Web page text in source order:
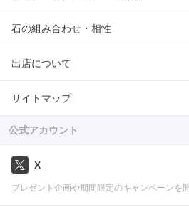
石の組み合わせ・相性
出店について
サイトマップ
公式アカウント
X
プレゼント企画や期間限定のキャンペーンを